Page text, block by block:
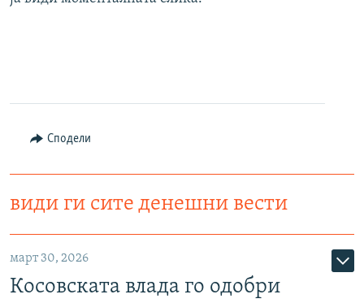
Сподели
види ги сите денешни вести
март 30, 2026
Косовската влада го одобри